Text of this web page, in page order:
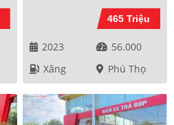
465 Triệu
2023
56.000
Xăng
Phú Thọ